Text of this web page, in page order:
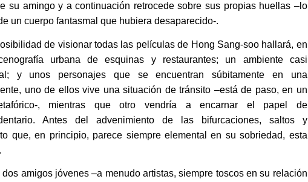
su amingo y a continuación retrocede sobre sus propias huellas –lo
un cuerpo fantasmal que hubiera desaparecido-.
de visionar todas las películas de Hong Sang-soo hallará, en
urbana de esquinas y restaurantes; un ambiente casi
y unos personajes que se encuentran súbitamente en una
uno de ellos vive una situación de tránsito –está de paso, en un
, mientras que otro vendría a encarnar el papel de
Antes del advenimiento de las bifurcaciones, saltos y
que, en principio, parece siempre elemental en su sobriedad, esta
amigos jóvenes –a menudo artistas, siempre toscos en su relación